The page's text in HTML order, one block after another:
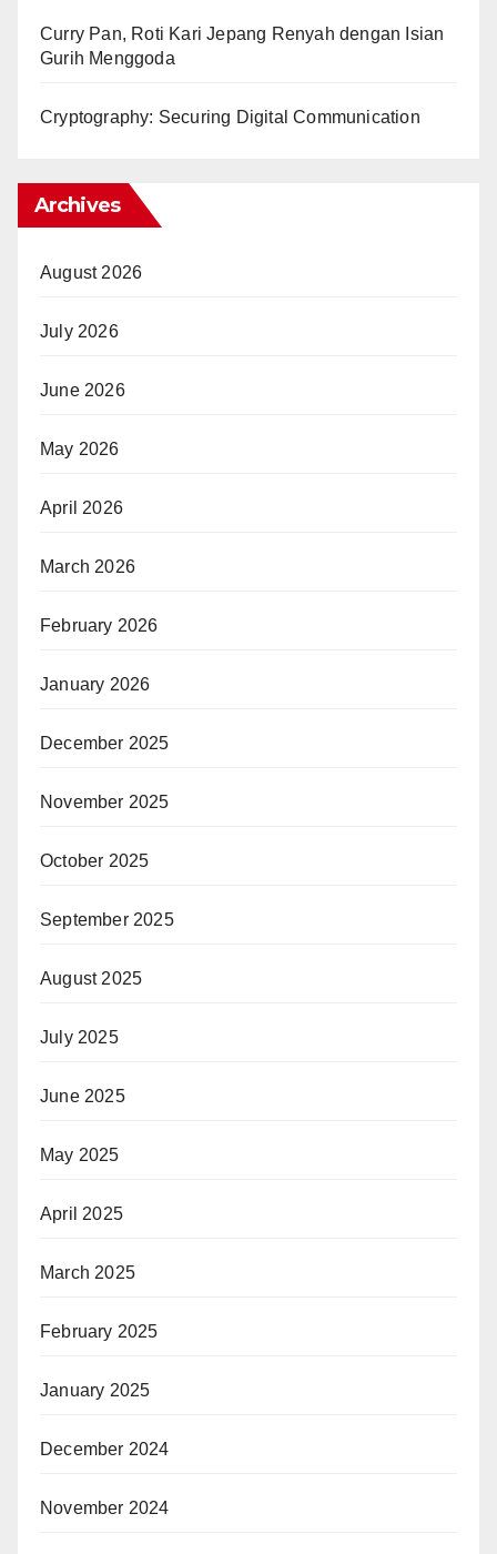
Curry Pan, Roti Kari Jepang Renyah dengan Isian
Gurih Menggoda
Cryptography: Securing Digital Communication
Archives
August 2026
July 2026
June 2026
May 2026
April 2026
March 2026
February 2026
January 2026
December 2025
November 2025
October 2025
September 2025
August 2025
July 2025
June 2025
May 2025
April 2025
March 2025
February 2025
January 2025
December 2024
November 2024